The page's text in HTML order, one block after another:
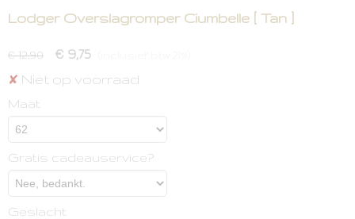
Lodger Overslagromper Ciumbelle [ Tan ]
€ 12,90 € 9,75
✘ Niet op voorraad
Maat
Gratis cadeauservice?
Geslacht